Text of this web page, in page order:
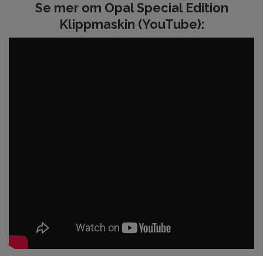
Se mer om Opal Special Edition
Klippmaskin (YouTube):